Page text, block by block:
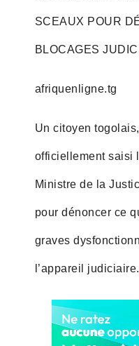
SCEAUX POUR
BLOCAGES
afriquenligne.tg
Un citoyen
officiellement saisi
Ministre de la
pour dénoncer ce
graves
l’appareil judiciaire.